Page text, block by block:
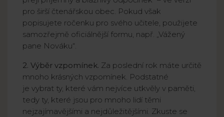
pro širší čtenářskou obec. Pokud však
popisujete ročenku pro svého učitele, použijete
samozřejmě oficiálnější formu, např. „Vážený
pane Nováku“.
2. Výběr vzpomínek. Za poslední rok máte určitě
mnoho krásných vzpomínek. Podstatné
je vybrat ty, které vám nejvíce utkvěly v paměti,
tedy ty, které jsou pro mnoho lidí těmi
nejzajímavějšími a nejdůležitějšími. Zkuste se